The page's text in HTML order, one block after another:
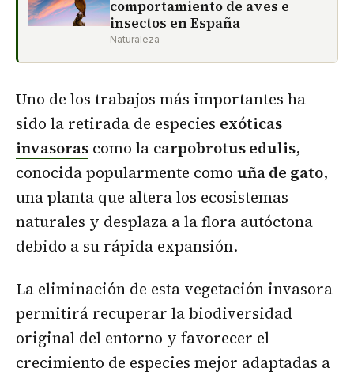
comportamiento de aves e
insectos en España
Naturaleza
Uno de los trabajos más importantes ha
sido la retirada de especies exóticas
invasoras como la carpobrotus edulis,
conocida popularmente como uña de gato,
una planta que altera los ecosistemas
naturales y desplaza a la flora autóctona
debido a su rápida expansión.
La eliminación de esta vegetación invasora
permitirá recuperar la biodiversidad
original del entorno y favorecer el
crecimiento de especies mejor adaptadas a